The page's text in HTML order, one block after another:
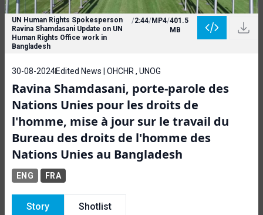
UN Human Rights Spokesperson
Ravina Shamdasani Update on UN
Human Rights Office work in
Bangladesh
/2:44/MP4/401.5
MB
30-08-2024Edited News | OHCHR , UNOG
Ravina Shamdasani, porte-parole des
Nations Unies pour les droits de
l'homme, mise à jour sur le travail du
Bureau des droits de l'homme des
Nations Unies au Bangladesh
ENG FRA
Story Shotlist